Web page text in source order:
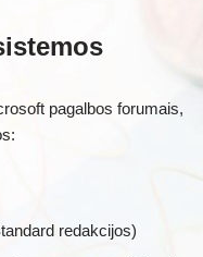
pagalbos forumais,
redakcijos)